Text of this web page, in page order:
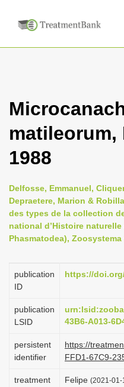
matileorum,
1988
Delfosse, Emmanuel,
Depraetere, Marion &
des types de la collection
national d’Histoire
Phasmatodea), Zoosystema
publication
ID
https://
publication
LSID
43B6-A013-
persistent
identifier
https://
FFD1-67C9-
treatment
Felipe (2021-01-